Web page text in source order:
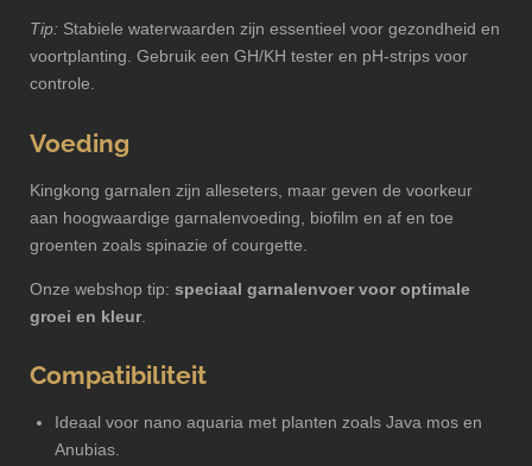
Tip: Stabiele waterwaarden zijn essentieel voor gezondheid en
voortplanting. Gebruik een GH/KH tester en pH-strips voor
controle.
Voeding
Kingkong garnalen zijn alleseters, maar geven de voorkeur
aan hoogwaardige garnalenvoeding, biofilm en af en toe
groenten zoals spinazie of courgette.
Onze webshop tip: speciaal garnalenvoer voor optimale
groei en kleur.
Compatibiliteit
Ideaal voor nano aquaria met planten zoals Java mos en
Anubias.